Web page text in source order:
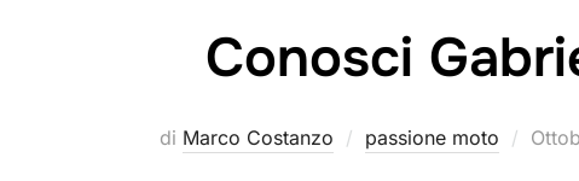
Conosci
di Marco Costanzo passione moto